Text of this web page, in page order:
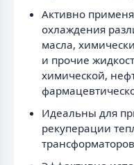
Активно
охлаждения
масла,
и прочие
химической,
Идеальны для
рекуперации